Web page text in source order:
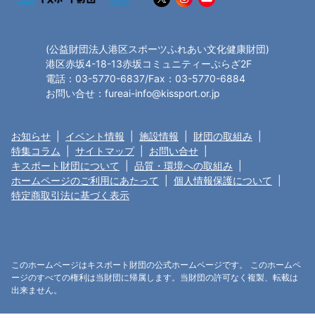
(公益財団法人港区スポーツふれあい文化健康財団)
港区赤坂4-18-13赤坂コミュニティーぷらざ2F
電話：03-5770-6837/Fax：03-5770-6884
お問い合せ：fureai-info@kissport.or.jp
お知らせ イベント情報 施設情報 財団の取組み
特集コラム
サイトマップ お問い合せ
キスポート財団について
品質・環境への取組み
ホームページのご利用にあたって
個人情報保護について
特定商取引法に基づく表示
このホームページはキスポート財団の公式ホームページです。 このホームペ
ージのすべての権利は当財団に帰属します。当財団の許可なく複製、転載は
出来ません。